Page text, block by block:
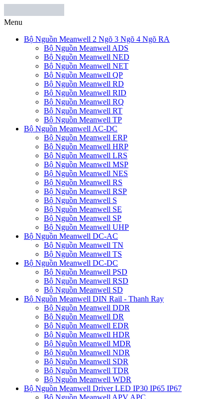
Menu
Bộ Nguồn Meanwell 2 Ngõ 3 Ngõ 4 Ngõ RA
Bộ Nguồn Meanwell ADS
Bộ Nguồn Meanwell NED
Bộ Nguồn Meanwell NET
Bộ Nguồn Meanwell QP
Bộ Nguồn Meanwell RD
Bộ Nguồn Meanwell RID
Bộ Nguồn Meanwell RQ
Bộ Nguồn Meanwell RT
Bộ Nguồn Meanwell TP
Bộ Nguồn Meanwell AC-DC
Bộ Nguồn Meanwell ERP
Bộ Nguồn Meanwell HRP
Bộ Nguồn Meanwell LRS
Bộ Nguồn Meanwell MSP
Bộ Nguồn Meanwell NES
Bộ Nguồn Meanwell RS
Bộ Nguồn Meanwell RSP
Bộ Nguồn Meanwell S
Bộ Nguồn Meanwell SE
Bộ Nguồn Meanwell SP
Bộ Nguồn Meanwell UHP
Bộ Nguồn Meanwell DC-AC
Bộ Nguồn Meanwell TN
Bộ Nguồn Meanwell TS
Bộ Nguồn Meanwell DC-DC
Bộ Nguồn Meanwell PSD
Bộ Nguồn Meanwell RSD
Bộ Nguồn Meanwell SD
Bộ Nguồn Meanwell DIN Rail - Thanh Ray
Bộ Nguồn Meanwell DDR
Bộ Nguồn Meanwell DR
Bộ Nguồn Meanwell EDR
Bộ Nguồn Meanwell HDR
Bộ Nguồn Meanwell MDR
Bộ Nguồn Meanwell NDR
Bộ Nguồn Meanwell SDR
Bộ Nguồn Meanwell TDR
Bộ Nguồn Meanwell WDR
Bộ Nguồn Meanwell Driver LED IP30 IP65 IP67
Bộ Nguồn Meanwell APV APC